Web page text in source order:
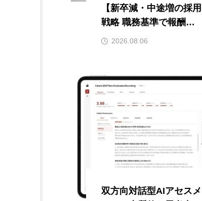
【新卒減・中途増の採用
戦略 職務基準で報酬を
提示／母集団形成と選考
2026.08.06
双方向対話型AIアセスメ